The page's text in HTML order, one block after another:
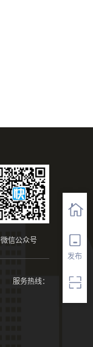
发布
微信公众号
服务热线：